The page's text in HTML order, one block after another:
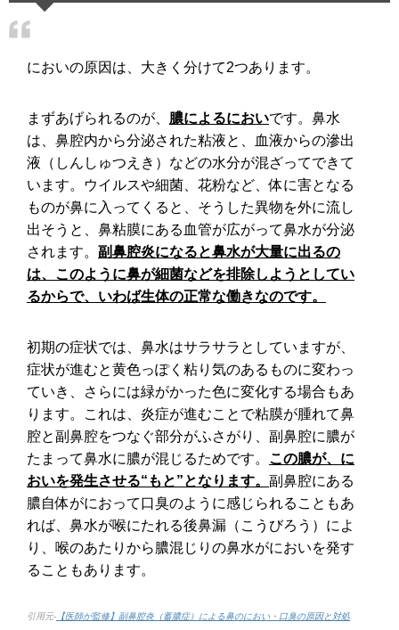
の支持率高め！恋人に発展も！
旦那が飲み会で連絡なし…イライ
ラせず過ごすための考え方とは
においの原因は、大きく分けて2つあります。
まずあげられるのが、 膿によるにおいです。鼻水
は、鼻腔内から分泌された粘液と、血液からの滲出
液（しんしゅつえき）などの水分が混ざってできて
います。ウイルスや細菌、花粉など、体に害となる
ものが鼻に入ってくると、そうした異物を外に流し
出そうと、鼻粘膜にある血管が広がって鼻水が分泌
されます。 副鼻腔炎になると鼻水が大量に出るの
は、このように鼻が細菌などを排除しようとしてい
るからで、いわば生体の正常な働きなのです。
初期の症状では、鼻水はサラサラとしていますが、
症状が進むと黄色っぽく粘り気のあるものに変わっ
ていき、さらには緑がかった色に変化する場合もあ
ります。これは、炎症が進むことで粘膜が腫れて鼻
腔と副鼻腔をつなぐ部分がふさがり、副鼻腔に膿が
たまって鼻水に膿が混じるためです。 この膿が、に
おいを発生させる“もと”となります。 副鼻腔にある
膿自体がにおって口臭のように感じられることもあ
れば、鼻水が喉にたれる後鼻漏（こうびろう）によ
り、喉のあたりから膿混じりの鼻水がにおいを発す
ることもあります。
引用元- 【医師が監修】副鼻腔炎（蓄膿症）による鼻のにおい・口臭の原因と対処